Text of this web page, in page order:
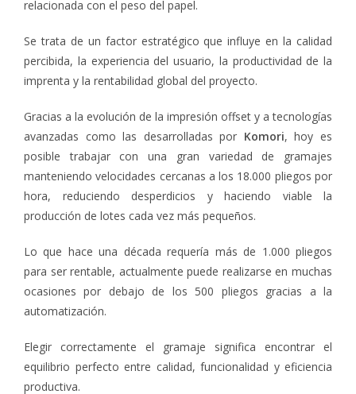
relacionada con el peso del papel.
Se trata de un factor estratégico que influye en la calidad
percibida, la experiencia del usuario, la productividad de la
imprenta y la rentabilidad global del proyecto.
Gracias a la evolución de la impresión offset y a tecnologías
avanzadas como las desarrolladas por Komori, hoy es
posible trabajar con una gran variedad de gramajes
manteniendo velocidades cercanas a los 18.000 pliegos por
hora, reduciendo desperdicios y haciendo viable la
producción de lotes cada vez más pequeños.
Lo que hace una década requería más de 1.000 pliegos
para ser rentable, actualmente puede realizarse en muchas
ocasiones por debajo de los 500 pliegos gracias a la
automatización.
Elegir correctamente el gramaje significa encontrar el
equilibrio perfecto entre calidad, funcionalidad y eficiencia
productiva.